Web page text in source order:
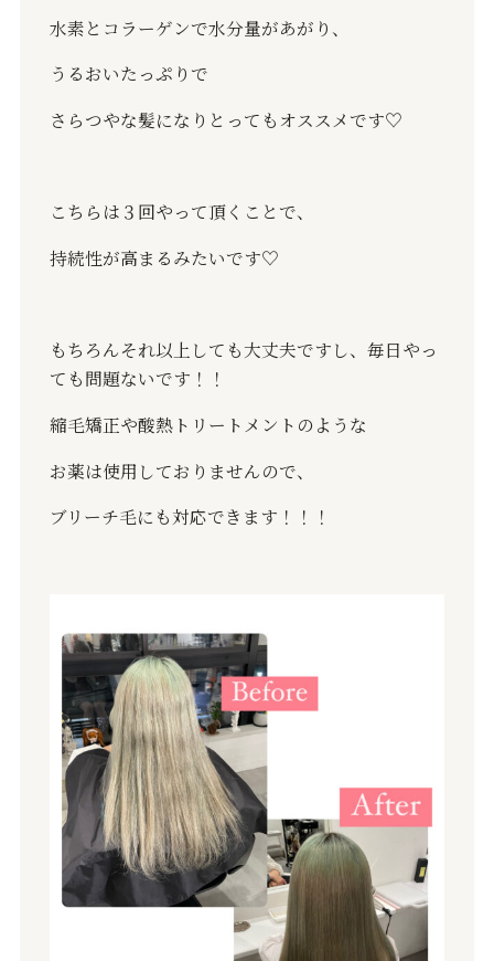
水素とコラーゲンで水分量があがり、
うるおいたっぷりで
さらつやな髪になりとってもオススメです♡
こちらは３回やって頂くことで、
持続性が高まるみたいです♡
もちろんそれ以上しても大丈夫ですし、毎日やっ
ても問題ないです！！
縮毛矯正や酸熱トリートメントのような
お薬は使用しておりませんので、
ブリーチ毛にも対応できます！！！